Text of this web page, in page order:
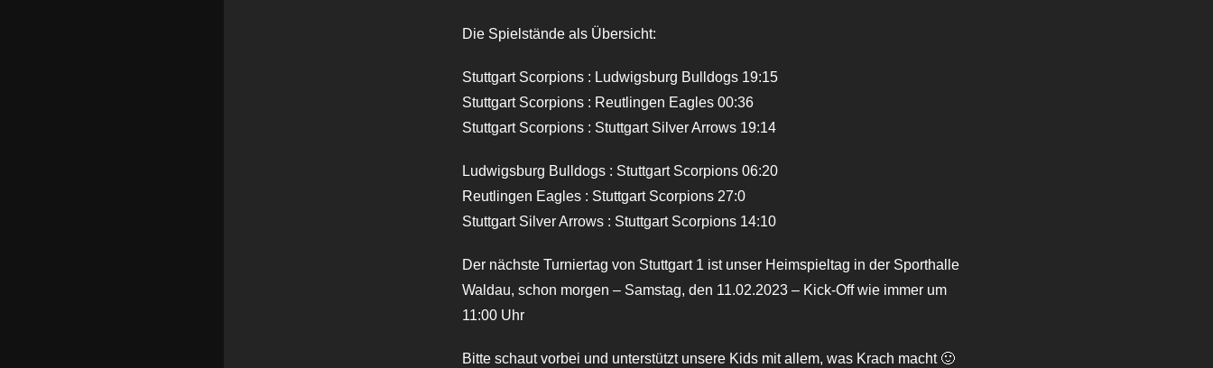
Die Spielstände als Übersicht:
Stuttgart Scorpions : Ludwigsburg Bulldogs 19:15
Stuttgart Scorpions : Reutlingen Eagles 00:36
Stuttgart Scorpions : Stuttgart Silver Arrows 19:14
Ludwigsburg Bulldogs : Stuttgart Scorpions 06:20
Reutlingen Eagles : Stuttgart Scorpions 27:0
Stuttgart Silver Arrows : Stuttgart Scorpions 14:10
Der nächste Turniertag von Stuttgart 1 ist unser Heimspieltag in der Sporthalle
Waldau, schon morgen – Samstag, den 11.02.2023 – Kick-Off wie immer um
11:00 Uhr
Bitte schaut vorbei und unterstützt unsere Kids mit allem, was Krach macht 🙂